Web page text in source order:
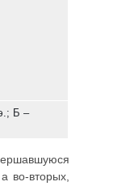
Б –
во-вторых,